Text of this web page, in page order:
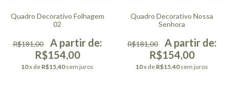
Quadro Decorativo Folhagem
02
R$181,00
R$154,00
10x de R$15,40 sem juros
Quadro Decorativo Nossa
Senhora
R$181,00
R$154,00
10x de R$15,40 sem juros